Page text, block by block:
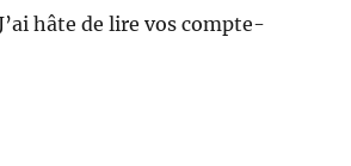
hâte de lire vos compte-